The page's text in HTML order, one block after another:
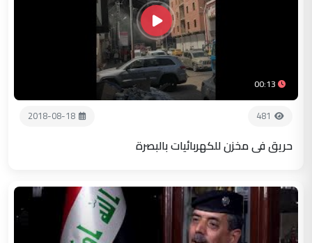
00:13
481
2018-08-18
حريق في مخزن للكهربائيات بالبصرة